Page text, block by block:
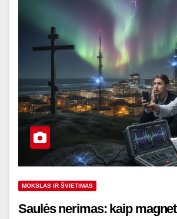
MOKSLAS IR ŠVIETIMAS
Saulės nerimas: kaip